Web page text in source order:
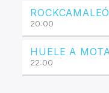
20:00
HUELE A MOTA
22:00